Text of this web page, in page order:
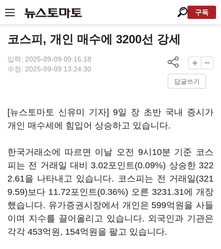
구독
코스피, 개인 매수에 3200선 강세
입력: 2025-09-09 09:16:18
수정: 2025-09-09 13:24:30
답글쓰기
[뉴스토마토 신유미 기자] 9일 장 초반 국내 증시가
개인 매수세에 힘입어 상승하고 있습니다.
한국거래소에 따르면 이날 오전 9시10분 기준 코스
피는 전 거래일 대비 3.02포인트(0.09%) 상승한 322
2.61을 나타내고 있습니다. 코스피는 전 거래일(321
9.59)보다 11.72포인트(0.36%) 오른 3231.31에 개장
했습니다. 유가증권시장에서 개인은 599억원을 사들
이며 지수를 끌어올리고 있습니다. 외국인과 기관은
각각 453억원, 154억원을 팔고 있습니다.